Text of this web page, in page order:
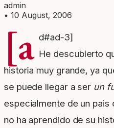
admin
• 10 August, 2006
[a d#ad-3]
He descubierto
historia muy grande, ya
se puede llegar a ser un
especialmente de un pais
no ha aprendido de su